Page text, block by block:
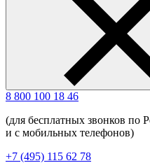
8 800 100 18 46
(для бесплатных звонков по
и с мобильных телефонов)
+7 (495) 115 62 78